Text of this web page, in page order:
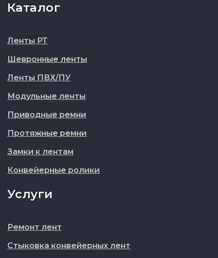
Каталог
Ленты РТ
Шевронные ленты
Ленты ПВХ/ПУ
Модульные ленты
Приводные ремни
Протяжные ремни
Замки к лентам
Конвейерные ролики
Услуги
Ремонт лент
Стыковка конвейерных лент